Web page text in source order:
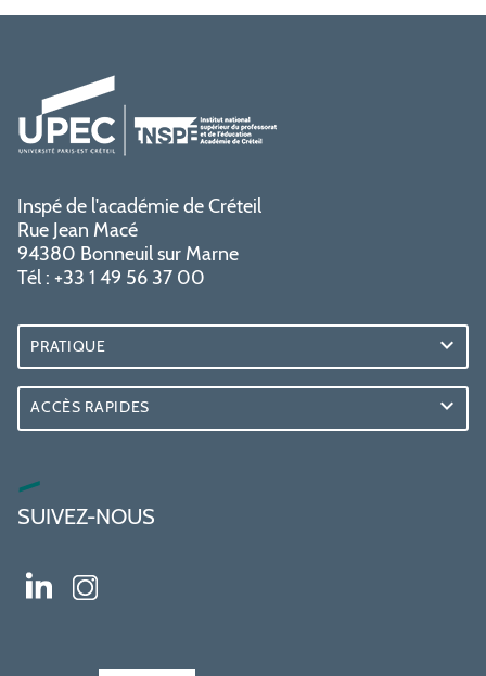
Inspé de l'académie de Créteil
Rue Jean Macé
94380 Bonneuil sur Marne
Tél : +33 1 49 56 37 00
PRATIQUE
ACCÈS RAPIDES
SUIVEZ-NOUS